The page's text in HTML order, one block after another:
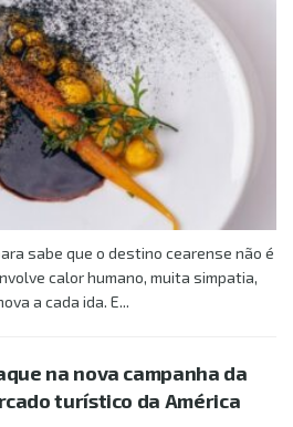
sabe que o destino cearense não é
calor humano, muita simpatia,
a cada ida. E...
na nova campanha da
turístico da América